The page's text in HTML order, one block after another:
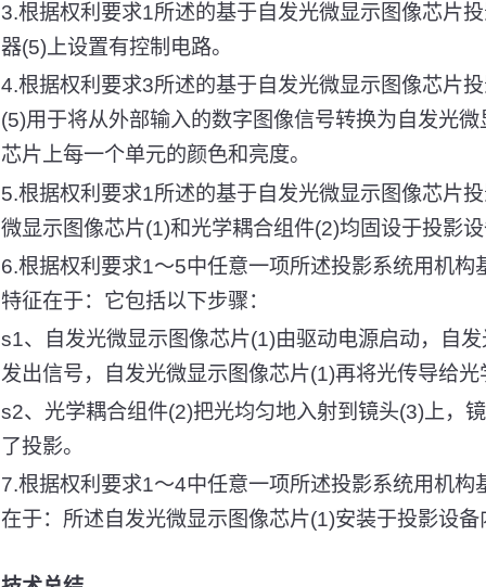
3.根据权利要求1所述的基于自发光微显示图像芯片
器(5)上设置有控制电路。
4.根据权利要求3所述的基于自发光微显示图像芯片
(5)用于将从外部输入的数字图像信号转换为自发光
芯片上每一个单元的颜色和亮度。
5.根据权利要求1所述的基于自发光微显示图像芯片
微显示图像芯片(1)和光学耦合组件(2)均固设于投影设
6.根据权利要求1～5中任意一项所述投影系统用机
特征在于：它包括以下步骤：
s1、自发光微显示图像芯片(1)由驱动电源启动，自
发出信号，自发光微显示图像芯片(1)再将光传导给光
s2、光学耦合组件(2)把光均匀地入射到镜头(3)上，
了投影。
7.根据权利要求1～4中任意一项所述投影系统用机
在于：所述自发光微显示图像芯片(1)安装于投影设备